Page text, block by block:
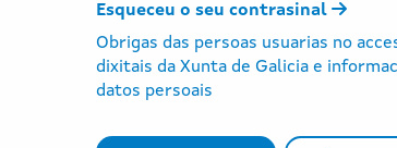
Esqueceu o seu contrasinal
Obrigas das persoas usuarias no
dixitais da Xunta de Galicia e
datos persoais